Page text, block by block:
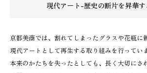
現代アート-歴史の断片を昇華す
京都美商では、割れてしまったグラスや花瓶に
現代アートとして再生する取り組みを行ってい
本来のかたちを失ったとしても、長く大切にさ